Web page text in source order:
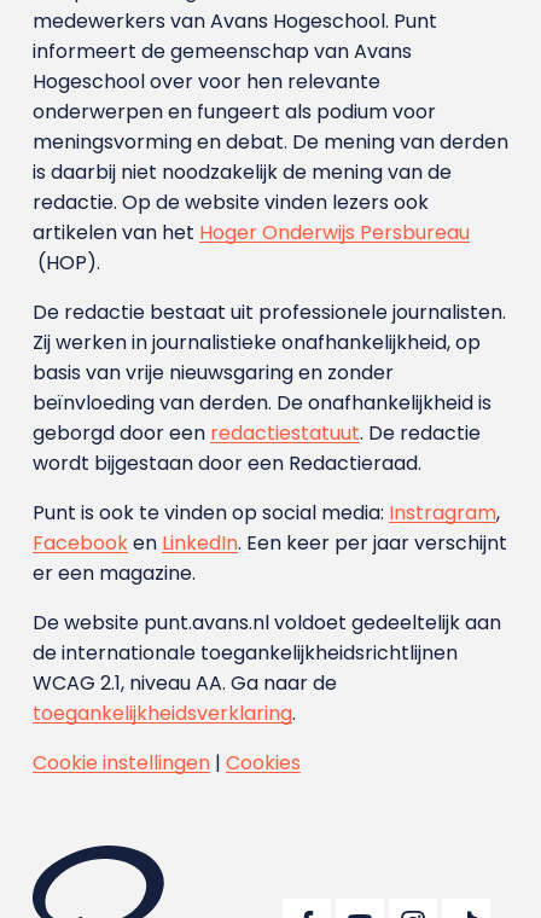
medewerkers van Avans Hoge­school. Punt
informeert de gemeenschap van Avans
Hogeschool over voor hen relevante
onderwerpen en fungeert als podium voor
meningsvorming en debat. De mening van derden
is daarbij niet noodzakelijk de mening van de
redactie. Op de website vinden lezers ook
artikelen van het Hoger Onderwijs Persbureau
(HOP).
De redactie bestaat uit professionele journalisten.
Zij werken in journalistieke onafhankelijkheid, op
basis van vrije nieuwsgaring en zonder
beïnvloeding van derden. De onafhankelijkheid is
geborgd door een redactiestatuut. De redactie
wordt bijgestaan door een Redactieraad.
Punt is ook te vinden op social media: Instragram,
Facebooken LinkedIn. Een keer per jaar verschijnt
er een magazine.
De website punt.avans.nl voldoet gedeeltelijk aan
de internationale toegankelijkheidsrichtlijnen
WCAG 2.1, niveau AA. Ga naar de
toegankelijkheidsverklaring.
Cookie instellingen| Cookies